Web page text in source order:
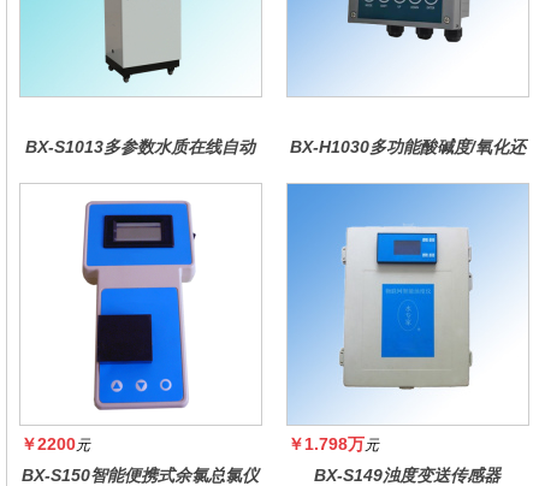
BX-S1013多参数水质在线自动
BX-H1030多功能酸碱度/氧化还
￥2200元
BX-S150智能便携式余氯总氯仪
￥1.798万元
BX-S149浊度变送传感器